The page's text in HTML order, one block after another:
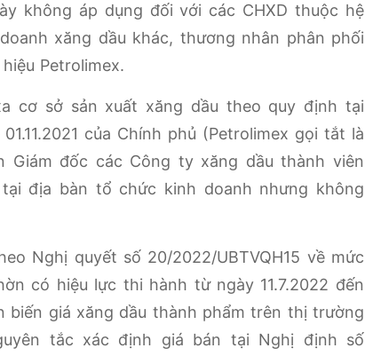
không áp dụng đối với các CHXD thuộc hệ
xăng dầu khác, thương nhân phân phối
Petrolimex.
cơ sở sản xuất xăng dầu theo quy định tại
của Chính phủ (Petrolimex gọi tắt là
Giám đốc các Công ty xăng dầu thành viên
địa bàn tổ chức kinh doanh nhưng không
Nghị quyết số 20/2022/UBTVQH15 về mức
có hiệu lực thi hành từ ngày 11.7.2022 đến
biến giá xăng dầu thành phẩm trên thị trường
tắc xác định giá bán tại Nghị định số